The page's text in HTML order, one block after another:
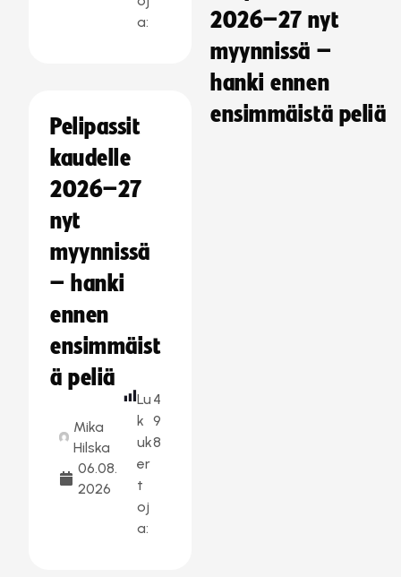
a:
Pelipassit
kaudelle
2026–27
nyt
myynnissä
– hanki
ennen
ensimmäist
ä peliä
Mika
Hilska
06.08.
2026
Lu
k
uk
er
t
oj
a:
4
9
8
2026–27 nyt
myynnissä –
hanki ennen
ensimmäistä peliä